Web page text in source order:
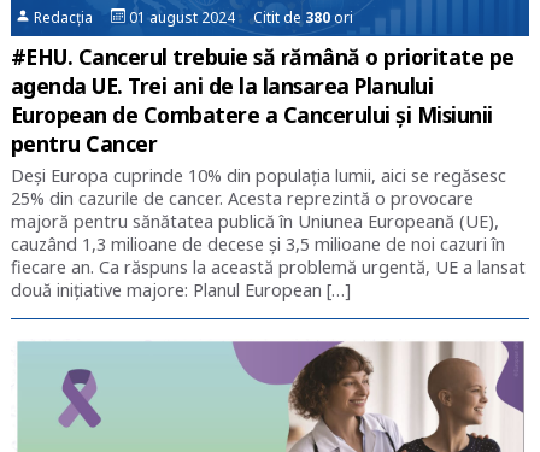
Redacția 01 august 2024 Citit de 380ori
#EHU. Cancerul trebuie să rămână o prioritate pe
agenda UE. Trei ani de la lansarea Planului
European de Combatere a Cancerului și Misiunii
pentru Cancer
Deși Europa cuprinde 10% din populația lumii, aici se regăsesc
25% din cazurile de cancer. Acesta reprezintă o provocare
majoră pentru sănătatea publică în Uniunea Europeană (UE),
cauzând 1,3 milioane de decese și 3,5 milioane de noi cazuri în
fiecare an. Ca răspuns la această problemă urgentă, UE a lansat
două inițiative majore: Planul European […]